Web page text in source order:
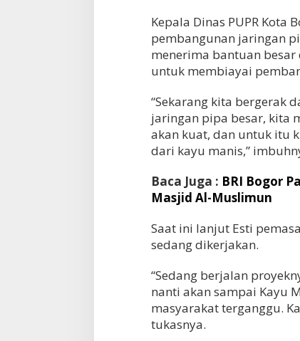
Kepala Dinas PUPR Kota
pembangunan jaringan
menerima bantuan
untuk membiayai
“Sekarang kita bergerak
jaringan pipa besar, kita
akan kuat, dan untuk itu
dari kayu manis,”
Baca Juga : BRI Bogor
Masjid Al-Muslimun
Saat ini lanjut Esti
sedang dikerjakan.
“Sedang berjalan
nanti akan sampai Kayu
masyarakat terganggu.
tukasnya.